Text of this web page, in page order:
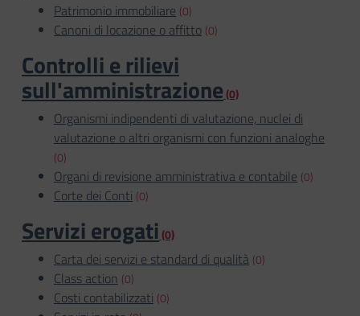
Patrimonio immobiliare (0)
Canoni di locazione o affitto (0)
Controlli e rilievi
sull'amministrazione(0)
Organismi indipendenti di valutazione, nuclei di
valutazione o altri organismi con funzioni analoghe
(0)
Organi di revisione amministrativa e contabile (0)
Corte dei Conti (0)
Servizi erogati(0)
Carta dei servizi e standard di qualità (0)
Class action (0)
Costi contabilizzati (0)